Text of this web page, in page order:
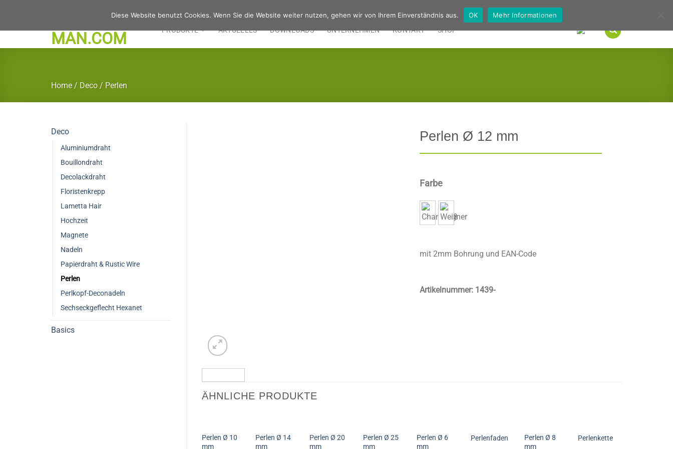
springen
Deutsch
PRODUKTE AKTUELLES DOWNLOADS UNTERNEHMEN KONTAKT SHOP
Home / Deco / Perlen
Deco
Aluminiumdraht
Bouillondraht
Decolackdraht
Floristenkrepp
Lametta Hair
Hochzeit
Magnete
Nadeln
Papierdraht & Rustic Wire
Perlen
Perlkopf-Deconadeln
Sechseckgeflecht Hexanet
Basics
Perlen Ø 12 mm
Farbe
mit 2mm Bohrung und EAN-Code
Artikelnummer: 1439-
ÄHNLICHE PRODUKTE
Perlen Ø 10
mm
Perlen Ø 14
mm
Perlen Ø 20
mm
Perlen Ø 25
mm
Perlen Ø 6
mm
Perlenfaden
Perlen Ø 8
mm
Perlenkette
Diese Website benutzt Cookies. Wenn Sie die Website weiter nutzen, gehen wir von Ihrem Einverständnis aus. OK Mehr Informationen